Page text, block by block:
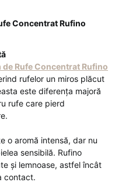
Concentrat Rufino
de Rufe Concentrat Rufino
rufelor un miros plăcut
este diferența majoră
rufe care pierd
o aromă intensă, dar nu
sensibilă. Rufino
și lemnoase, astfel încât
contact.